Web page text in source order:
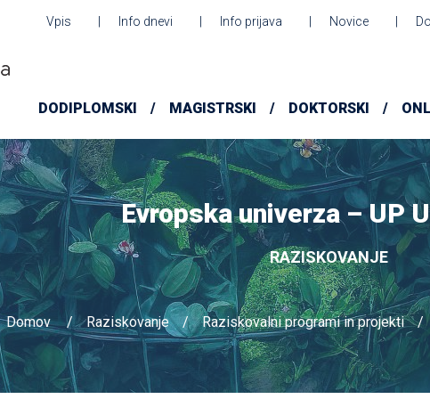
Vpis Info dnevi Info prijava Novice
DODIPLOMSKI MAGISTRSKI DOKTORSKI
Evropska univerza – UP
RAZISKOVANJE
Domov Raziskovanje Raziskovalni programi in projekti